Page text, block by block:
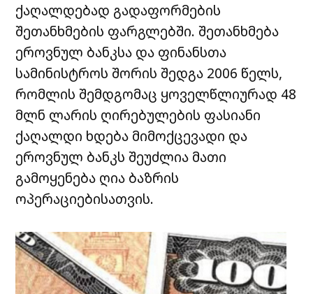
ქაღალდებად გადაფორმების
შეთანხმების ფარგლებში. შეთანხმება
ეროვნულ ბანკსა და ფინანსთა
სამინისტროს შორის შედგა 2006 წელს,
რომლის შემდგომაც ყოველწლიურად 48
მლნ ლარის ღირებულების ფასიანი
ქაღალდი ხდება მიმოქცევადი და
ეროვნულ ბანკს შეუძლია მათი
გამოყენება ღია ბაზრის
ოპერაციებისათვის.